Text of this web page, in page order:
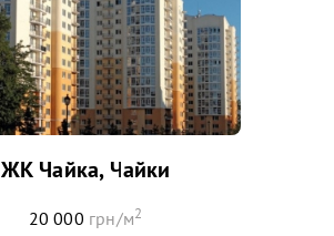
ЖК Чайка, Чайки
20 000 грн/м2